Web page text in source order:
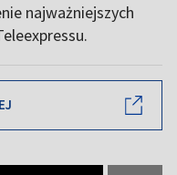
najważniejszych